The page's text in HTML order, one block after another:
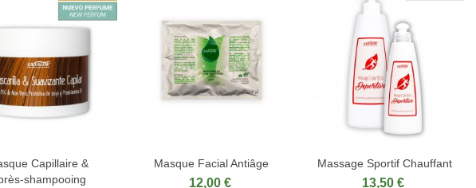
au panier
Capillaire &
Ajouter au panier
Masque Facial Antiâge
12,00 €
Ajouter au panier
Massage Sportif Chauffant
13,50 €